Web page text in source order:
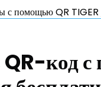
с помощью QR TIGER
QR-код